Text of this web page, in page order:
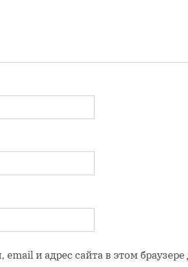
и адрес сайта в этом браузере